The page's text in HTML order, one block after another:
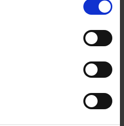
weiterhin nutzen.
des legendären Gabelstabi
angesehen